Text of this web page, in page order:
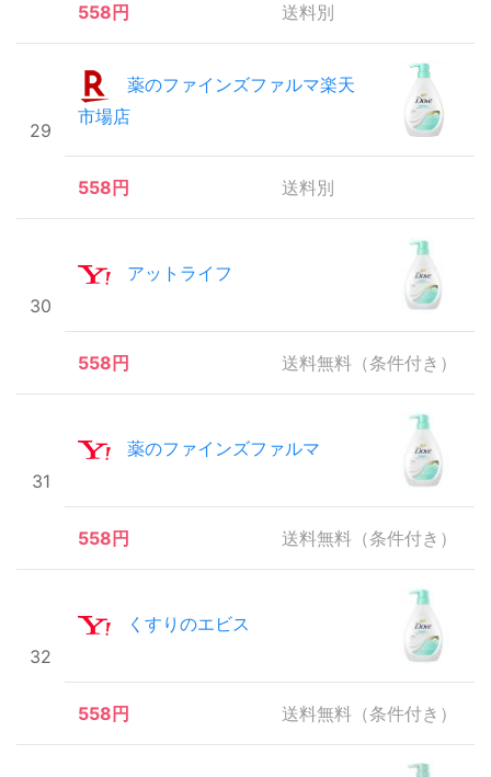
558円 送料別
29
薬のファインズファルマ楽天
市場店
558円 送料別
30
アットライフ
558円 送料無料（条件付き）
31
薬のファインズファルマ
558円 送料無料（条件付き）
32
くすりのエビス
558円 送料無料（条件付き）